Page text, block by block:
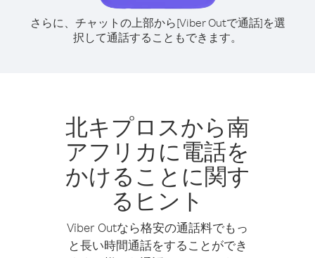
さらに、チャットの上部から[Viber Outで通話]を選
択して通話することもできます。
北キプロスから南
アフリカに電話を
かけることに関す
るヒント
Viber Outなら格安の通話料でもっ
と長い時間通話をすることができ